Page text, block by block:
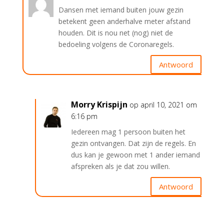
Dansen met iemand buiten jouw gezin
betekent geen anderhalve meter afstand
houden. Dit is nou net (nog) niet de
bedoeling volgens de Coronaregels.
Antwoord
Morry Krispijn op april 10, 2021 om
6:16 pm
Iedereen mag 1 persoon buiten het
gezin ontvangen. Dat zijn de regels. En
dus kan je gewoon met 1 ander iemand
afspreken als je dat zou willen.
Antwoord